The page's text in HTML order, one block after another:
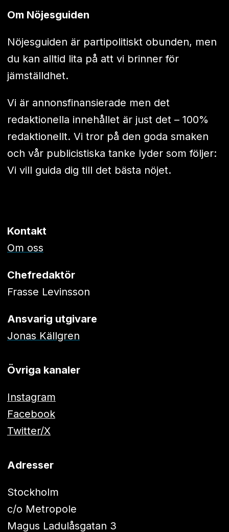
Om Nöjesguiden
Nöjesguiden är partipolitiskt obunden, men
du kan alltid lita på att vi brinner för
jämställdhet.
Vi är annonsfinansierade men det
redaktionella innehållet är just det – 100%
redaktionellt. Vi tror på den goda smaken
och vår publicistiska tanke lyder som följer:
Vi vill guida dig till det bästa nöjet.
Kontakt
Om oss
Chefredaktör
Frasse Levinsson
Ansvarig utgivare
Jonas Källgren
Övriga kanaler
Instagram
Facebook
Twitter/X
Adresser
Stockholm
c/o Metropole
Magus Ladulåsgatan 3